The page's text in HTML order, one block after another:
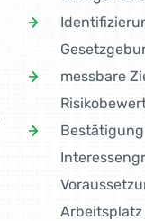
messbare